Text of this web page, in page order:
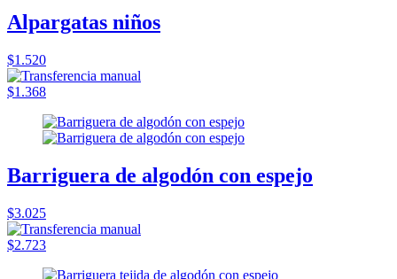
Alpargatas niños
$1.520
$1.368
Barriguera de algodón con espejo
$3.025
$2.723